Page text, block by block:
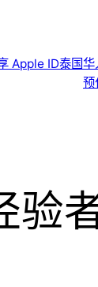
Apple ID泰国华
预
验